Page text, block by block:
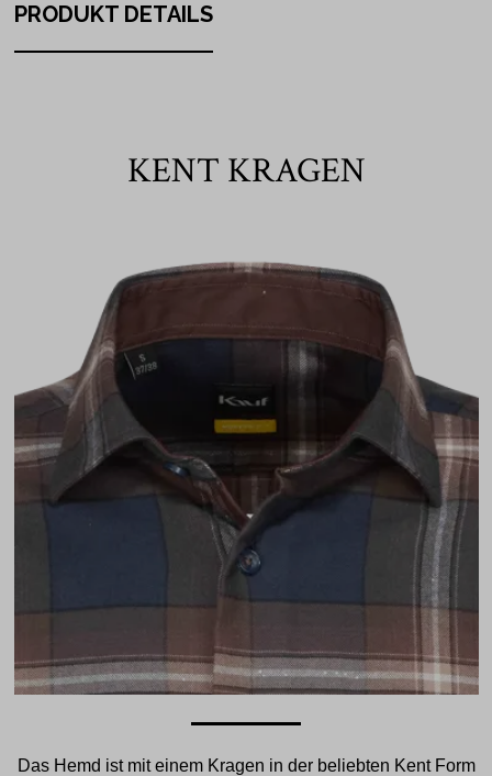
PRODUKT DETAILS
KENT KRAGEN
Das Hemd ist mit einem Kragen in der beliebten Kent Form